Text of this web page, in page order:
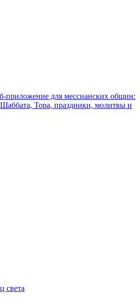
приложение для мессианских общин:
Тора, праздники, молитвы и
света